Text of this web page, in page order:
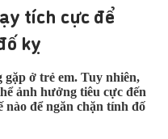
tích cực để
kỵ
ở trẻ em. Tuy nhiên,
ảnh hưởng tiêu cực đến
nào để ngăn chặn tính đố